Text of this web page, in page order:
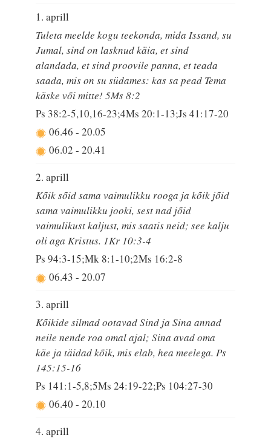
1. aprill
Tuleta meelde kogu teekonda, mida Issand, su
Jumal, sind on lasknud käia, et sind
alandada, et sind proovile panna, et teada
saada, mis on su südames: kas sa pead Tema
käske või mitte! 5Ms 8:2
Ps 38:2-5,10,16-23;4Ms 20:1-13;Js 41:17-20
06.46-20.05
06.02-20.41
2. aprill
Kõik sõid sama vaimulikku rooga ja kõik jõid
sama vaimulikku jooki, sest nad jõid
vaimulikust kaljust, mis saatis neid; see kalju
oli aga Kristus. 1Kr 10:3-4
Ps 94:3-15;Mk 8:1-10;2Ms 16:2-8
06.43-20.07
3. aprill
Kõikide silmad ootavad Sind ja Sina annad
neile nende roa omal ajal; Sina avad oma
käe ja täidad kõik, mis elab, hea meelega. Ps
145:15-16
Ps 141:1-5,8;5Ms 24:19-22;Ps 104:27-30
06.40-20.10
4. aprill